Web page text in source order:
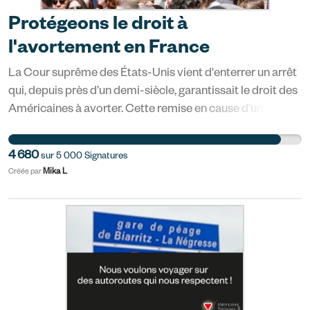
Protégeons le droit à
l'avortement en France
La Cour suprême des États-Unis vient d'enterrer un arrêt
qui, depuis près d’un demi-siècle, garantissait le droit des
Américaines à avorter. Cette remise en cause d'un droit
toutes les forces conservatrices et rétrogrades dans le
monde, y compris en France. Plusieurs groupes politiques
viennent d'annoncer leur intention de déposer une
Constitution française. Mais derrière la belle unité de
façade, des voix politiques dissonantes se font déjà
entendre, certains disant qu'une telle mesure n'est pas
nécessaire, d'autres disant qu'il y a des sujets plus
urgents. Il est toujours urgent d'agir quand il s'agit de
protéger les droits des femmes, sans cesse bafoués et
4 680sur 5 000 Signatures
Créée par Mika L